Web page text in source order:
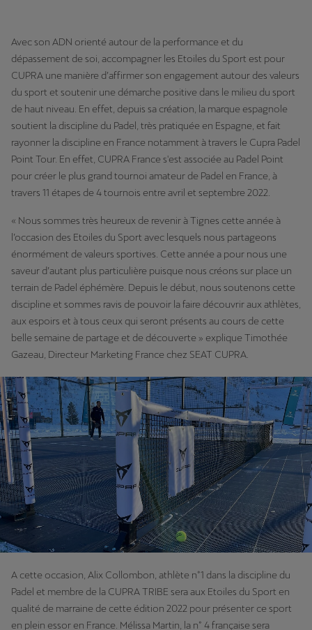
Avec son ADN orienté autour de la performance et du
dépassement de soi, accompagner les Etoiles du Sport est pour
CUPRA une manière d’affirmer son engagement autour des valeurs
du sport et soutenir une démarche positive dans le milieu du sport
de haut niveau. En effet, depuis sa création, la marque espagnole
soutient la discipline du Padel, très pratiquée en Espagne, et fait
rayonner la discipline en France notamment à travers le Cupra Padel
Point Tour. En effet, CUPRA France s'est associée au Padel Point
pour créer le plus grand tournoi amateur de Padel en France, à
travers 11 étapes de 4 tournois entre avril et septembre 2022.
« Nous sommes très heureux de revenir à Tignes cette année à
l’occasion des Etoiles du Sport avec lesquels nous partageons
énormément de valeurs sportives. Cette année a pour nous une
saveur d’autant plus particulière puisque nous créons sur place un
terrain de Padel éphémère. Depuis le début, nous soutenons cette
discipline et sommes ravis de pouvoir la faire découvrir aux athlètes,
aux espoirs et à tous ceux qui seront présents au cours de cette
belle semaine de partage et de découverte » explique Timothée
Gazeau, Directeur Marketing France chez SEAT CUPRA.
A cette occasion, Alix Collombon, athlète n°1 dans la discipline du
Padel et membre de la CUPRA TRIBE sera aux Etoiles du Sport en
qualité de marraine de cette édition 2022 pour présenter ce sport
en plein essor en France. Mélissa Martin, la n° 4 française sera